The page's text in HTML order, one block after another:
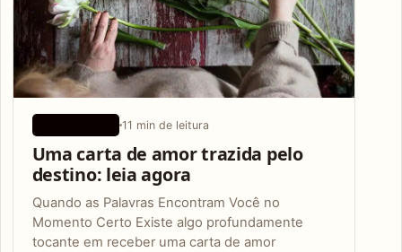
11 min de leitura
Uma carta de amor trazida pelo
destino: leia agora
Quando as Palavras Encontram Você no
Momento Certo Existe algo profundamente
tocante em receber uma carta de amor